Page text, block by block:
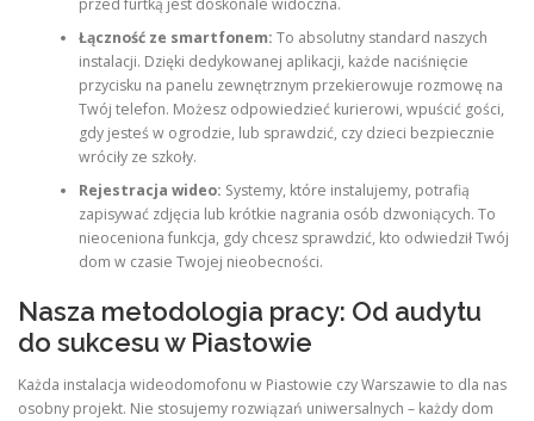
Łączność ze smartfonem: To absolutny standard naszych
instalacji. Dzięki dedykowanej aplikacji, każde naciśnięcie
przycisku na panelu zewnętrznym przekierowuje rozmowę na
Twój telefon. Możesz odpowiedzieć kurierowi, wpuścić gości,
gdy jesteś w ogrodzie, lub sprawdzić, czy dzieci bezpiecznie
wróciły ze szkoły.
Rejestracja wideo: Systemy, które instalujemy, potrafią
zapisywać zdjęcia lub krótkie nagrania osób dzwoniących. To
nieoceniona funkcja, gdy chcesz sprawdzić, kto odwiedził Twój
dom w czasie Twojej nieobecności.
Nasza metodologia pracy: Od audytu
do sukcesu w Piastowie
Każda instalacja wideodomofonu w Piastowie czy Warszawie to dla nas
osobny projekt. Nie stosujemy rozwiązań uniwersalnych – każdy dom